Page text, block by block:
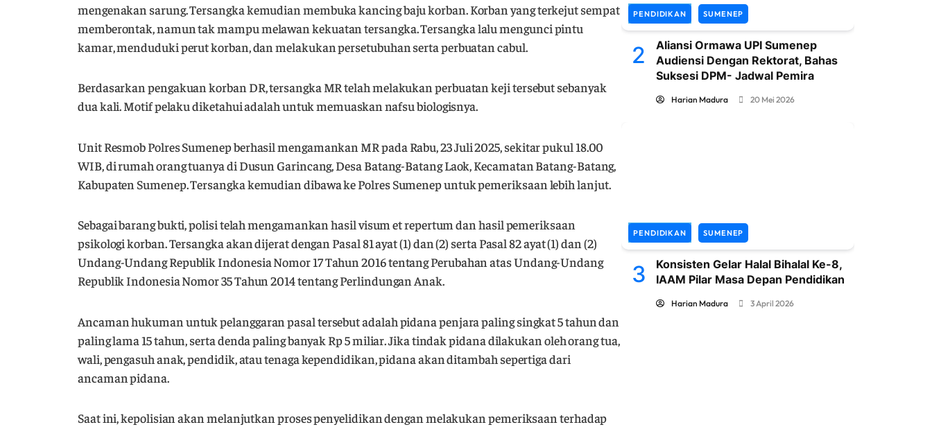
mengenakan sarung. Tersangka kemudian membuka kancing baju korban. Korban yang terkejut sempat
memberontak, namun tak mampu melawan kekuatan tersangka. Tersangka lalu mengunci pintu
kamar, menduduki perut korban, dan melakukan persetubuhan serta perbuatan cabul.
Berdasarkan pengakuan korban DR, tersangka MR telah melakukan perbuatan keji tersebut sebanyak
dua kali. Motif pelaku diketahui adalah untuk memuaskan nafsu biologisnya.
Unit Resmob Polres Sumenep berhasil mengamankan MR pada Rabu, 23 Juli 2025, sekitar pukul 18.00
WIB, di rumah orang tuanya di Dusun Garincang, Desa Batang-Batang Laok, Kecamatan Batang-Batang,
Kabupaten Sumenep. Tersangka kemudian dibawa ke Polres Sumenep untuk pemeriksaan lebih lanjut.
Sebagai barang bukti, polisi telah mengamankan hasil visum et repertum dan hasil pemeriksaan
psikologi korban. Tersangka akan dijerat dengan Pasal 81 ayat (1) dan (2) serta Pasal 82 ayat (1) dan (2)
Undang-Undang Republik Indonesia Nomor 17 Tahun 2016 tentang Perubahan atas Undang-Undang
Republik Indonesia Nomor 35 Tahun 2014 tentang Perlindungan Anak.
Ancaman hukuman untuk pelanggaran pasal tersebut adalah pidana penjara paling singkat 5 tahun dan
paling lama 15 tahun, serta denda paling banyak Rp 5 miliar. Jika tindak pidana dilakukan oleh orang tua,
wali, pengasuh anak, pendidik, atau tenaga kependidikan, pidana akan ditambah sepertiga dari
ancaman pidana.
Saat ini, kepolisian akan melanjutkan proses penyelidikan dengan melakukan pemeriksaan terhadap
PENDIDIKAN SUMENEP
2
Aliansi Ormawa UPI Sumenep
Audiensi Dengan Rektorat, Bahas
Suksesi DPM- Jadwal Pemira
Harian Madura 20 Mei 2026
PENDIDIKAN SUMENEP
3
Konsisten Gelar Halal Bihalal Ke-8,
IAAM Pilar Masa Depan Pendidikan
Harian Madura 3 April 2026